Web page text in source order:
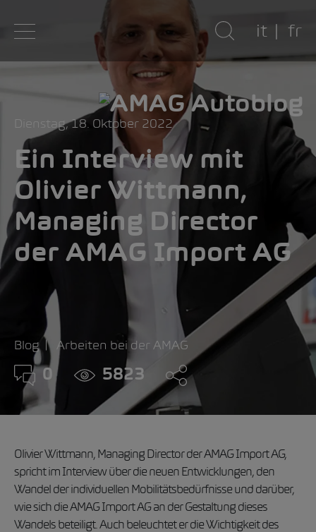
it fr
Dienstag, 18. Oktober 2022
Ein Interview mit
Olivier Wittmann,
Managing Director
der AMAG Import AG
Blog Arbeiten bei der AMAG
0 5823
Olivier Wittmann, Managing Director der AMAG Import AG,
spricht im Interview über die neuen Entwicklungen, den
Wandel der individuellen Mobilitätsbedürfnisse und darüber,
wie sich die AMAG Import AG an der Gestaltung dieses
Wandels beteiligt. Auch beleuchtet er die Wichtigkeit des